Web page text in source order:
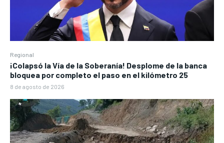
Regional
¡Colapsó la Vía de la Soberanía! Desplome de la banca
bloquea por completo el paso en el kilómetro 25
8 de agosto de 2026